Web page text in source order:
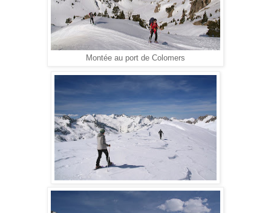
Montée au port de Colomers